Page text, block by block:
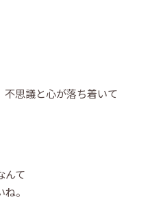
不思議と心が落ち着いて
んて
。